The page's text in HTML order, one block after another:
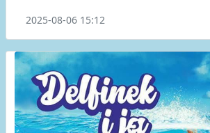
2025-08-06 15:12